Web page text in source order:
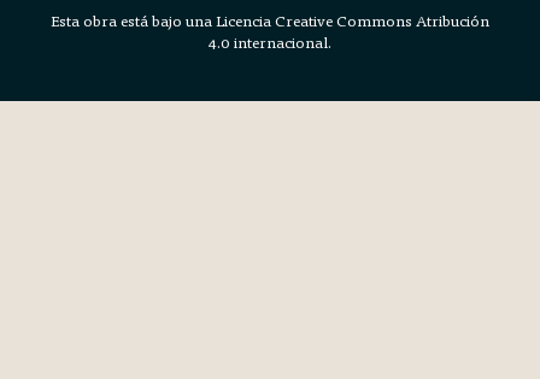
Esta obra está bajo una Licencia Creative Commons Atribución
4.0 internacional.